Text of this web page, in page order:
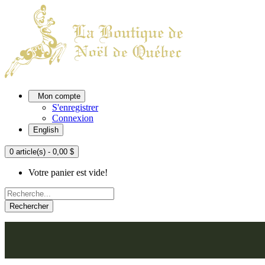
Mon compte
S'enregistrer
Connexion
English
0 article(s) - 0,00 $
Votre panier est vide!
Rechercher